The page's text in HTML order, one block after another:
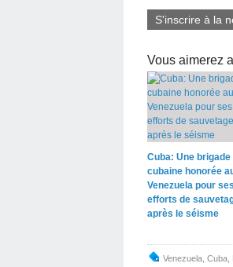
S'inscrire à la
Vous aimerez
Cuba: Une brigade
cubaine honorée
Venezuela pour ses
efforts de
après le séisme
Venezuela Cuba